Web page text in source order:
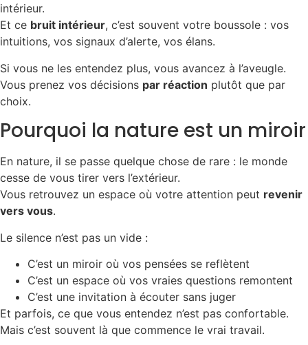
intérieur.
Et ce bruit intérieur, c’est souvent votre boussole : vos
intuitions, vos signaux d’alerte, vos élans.
Si vous ne les entendez plus, vous avancez à l’aveugle.
Vous prenez vos décisions par réaction plutôt que par
choix.
Pourquoi la nature est un miroir
En nature, il se passe quelque chose de rare : le monde
cesse de vous tirer vers l’extérieur.
Vous retrouvez un espace où votre attention peut revenir
vers vous.
Le silence n’est pas un vide :
C’est un miroir où vos pensées se reflètent
C’est un espace où vos vraies questions remontent
C’est une invitation à écouter sans juger
Et parfois, ce que vous entendez n’est pas confortable.
Mais c’est souvent là que commence le vrai travail.